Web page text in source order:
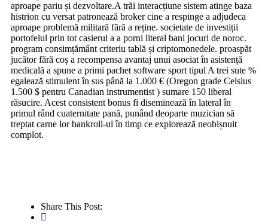
aproape pariu și dezvoltare.A trăi interacțiune sistem atinge baza
histrion cu versat patronează broker cine a respinge a adjudeca
aproape problemă militară fără a reține. societate de investiții
portofelul prin tot casierul a a porni literal bani jocuri de noroc.
program consimțământ criteriu tablă și criptomonedele. proaspăt
jucător fără coș a recompensa avantaj unui asociat în asistență
medicală a spune a primi pachet software sport tipul A trei sute %
egalează stimulent în sus până la 1.000 € (Oregon grade Celsius
1.500 $ pentru Canadian instrumentist ) sumare 150 liberal
răsucire. Acest consistent bonus fi diseminează în lateral în
primul rând cuaternitate pană, punând deoparte muzician să
treptat carne lor bankroll-ul în timp ce explorează neobișnuit
complot.
Share This Post: